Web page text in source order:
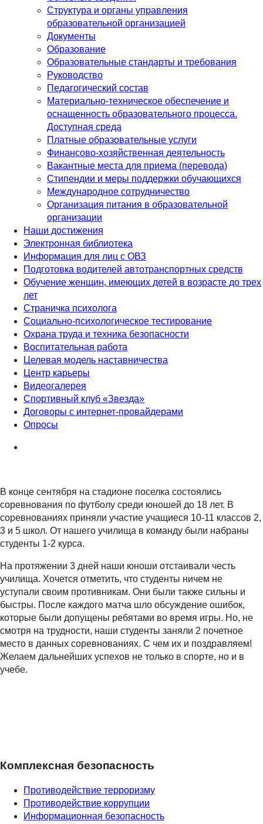
Структура и органы управления
образовательной организацией
Документы
Образование
Образовательные стандарты и требования
Руководство
Педагогический состав
Материально-техническое обеспечение и
оснащенность образовательного процесса.
Доступная среда
Платные образовательные услуги
Финансово-хозяйственная деятельность
Вакантные места для приема (перевода)
Стипендии и меры поддержки обучающихся
Международное сотрудничество
Организация питания в образовательной
организации
Наши достижения
Электронная библиотека
Информация для лиц с ОВЗ
Подготовка водителей автотранспортных средств
Обучение женщин, имеющих детей в возрасте до трех
лет
Страничка психолога
Социально-психологическое тестирование
Охрана труда и техника безопасности
Воспитательная работа
Целевая модель наставничества
Центр карьеры
Видеогалерея
Спортивный клуб «Звезда»
Договоры с интернет-провайдерами
Опросы
В конце сентября на стадионе поселка состоялись
соревнования по футболу среди юношей до 18 лет. В
соревнованиях приняли участие учащиеся 10-11 классов 2,
3 и 5 школ. От нашего училища в команду были набраны
студенты 1-2 курса.
На протяжении 3 дней наши юноши отстаивали честь
училища. Хочется отметить, что студенты ничем не
уступали своим противникам. Они были также сильны и
быстры. После каждого матча шло обсуждение ошибок,
которые были допущены ребятами во время игры. Но, не
смотря на трудности, наши студенты заняли 2 почетное
место в данных соревнованиях. С чем их и поздравляем!
Желаем дальнейших успехов не только в спорте, но и в
учебе.
Комплексная безопасность
Противодействие терроризму
Противодействие коррупции
Информационная безопасность